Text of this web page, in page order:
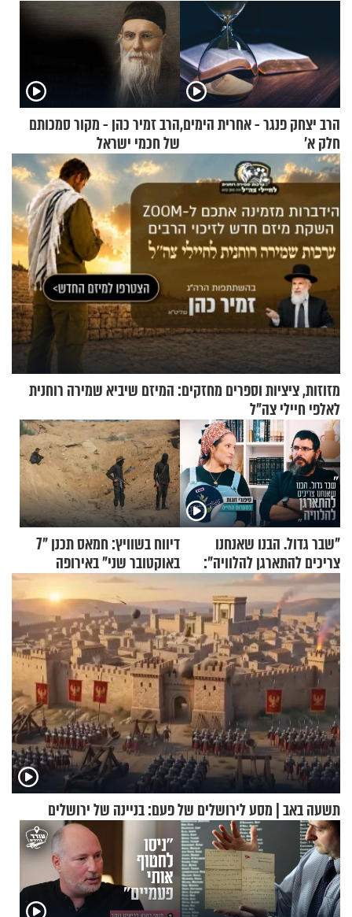
הרב יצחק פנגר - אחרית הימים,
חלק א’
הרב זמיר כהן - מקור סמכותם
של חכמי ישראל
מזוזות, ציציות וספרים מחזקים: המיזם שיביא שמירה רוחנית
לאלפי חיילי צה"ל
"שבר גדול. הבנו שאנחנו
צריכים להתארגן להלוויה":
זוגיות במבחן, הפעם עם מרים
וגד דנינו
דיווח בשוויץ: חמאס תכנן "7
באוקטובר שני" באירופה
תשעה באב | מסע לירושלים של פעם: בניינה של ירושלים